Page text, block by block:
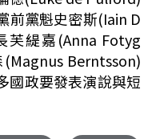
前黨魁史密斯(Iain D
芙緹嘉(Anna Fotyg
Berntsson)
國政要發表演說與短